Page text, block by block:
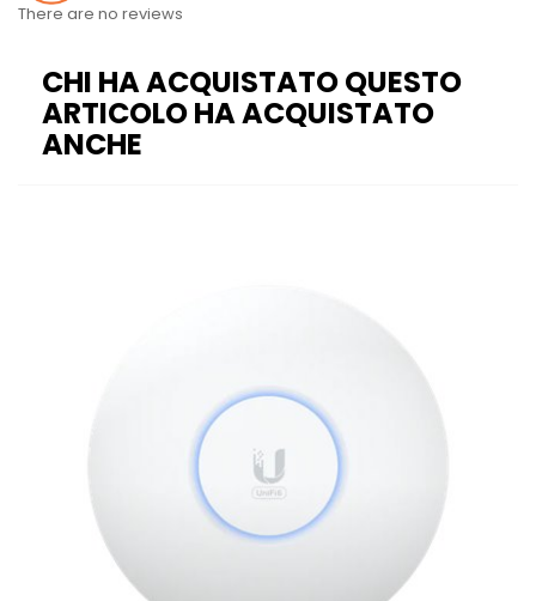
There are no reviews
CHI HA ACQUISTATO QUESTO
ARTICOLO HA ACQUISTATO
ANCHE